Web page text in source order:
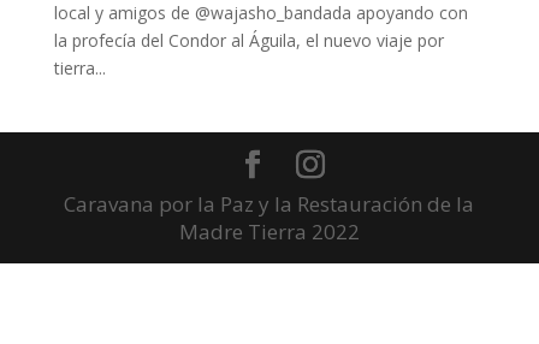
local y amigos de @wajasho_bandada apoyando con
la profecía del Condor al Águila, el nuevo viaje por
tierra...
Caravana por la Paz y la Restauración de la
Madre Tierra 2022